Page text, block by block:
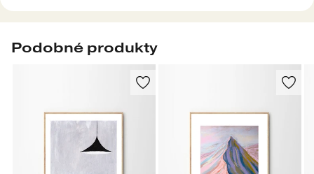
Podobné produkty